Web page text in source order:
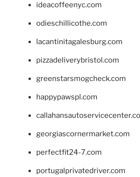
ideacoffeenyc.com
odieschillicothe.com
lacantinitagalesburg.com
pizzadeliverybristol.com
greenstarsmogcheck.com
happypawspl.com
georgiascornermarket.com
perfectfit24-7.com
portugalprivatedriver.com